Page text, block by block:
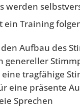
werden
Training
Aufbau des
genereller
tragfähige
eine präsente
Sprechen